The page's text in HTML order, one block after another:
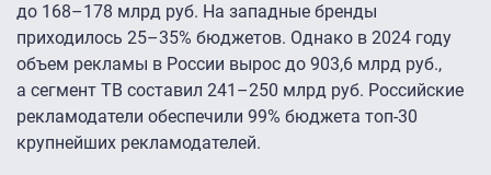
до 168–178 млрд руб. На западные бренды
приходилось 25–35% бюджетов. Однако в 2024 году
объем рекламы в России вырос до 903,6 млрд руб.,
а сегмент ТВ составил 241–250 млрд руб. Российские
рекламодатели обеспечили 99% бюджета топ-30
крупнейших рекламодателей.